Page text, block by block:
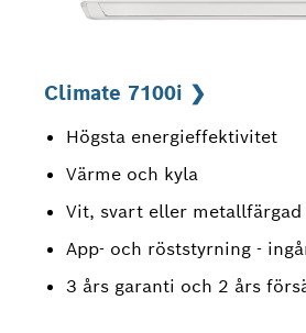
Climate 7100i ❯
Högsta energieffektivitet
Värme och kyla
Vit, svart eller
App- och röststyrning -
3 års garanti och 2 års